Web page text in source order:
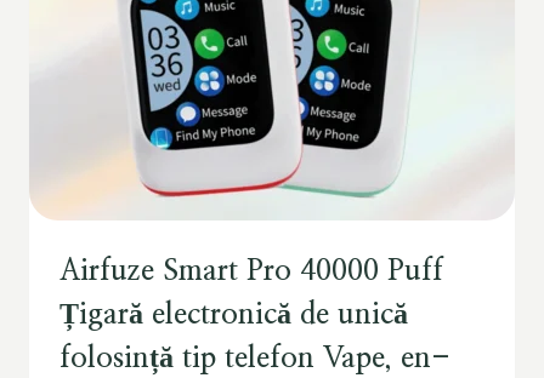
Airfuze Smart Pro 40000 Puff
Țigară electronică de unică
folosință tip telefon Vape, en-